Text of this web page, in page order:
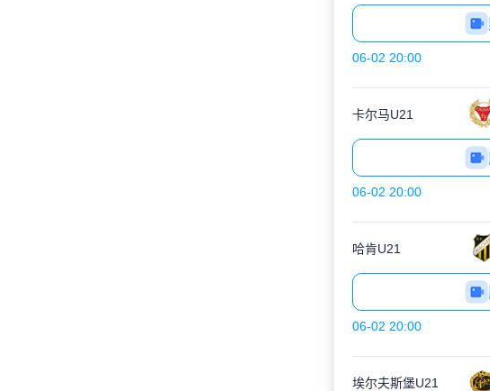
06-02 20:00
卡尔马U21
06-02 20:00
哈肯U21
06-02 20:00
埃尔夫斯堡U21